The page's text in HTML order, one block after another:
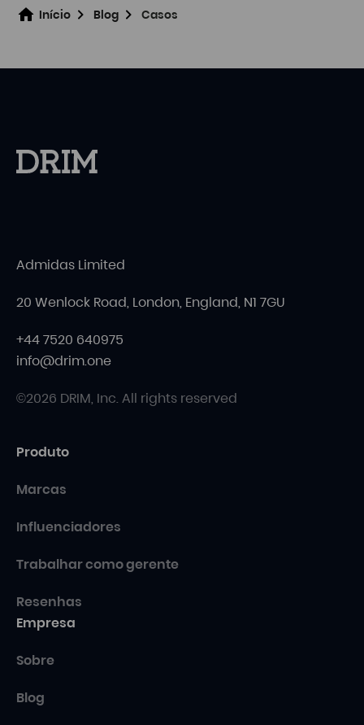
Início Blog Casos
Admidas Limited
20 Wenlock Road, London, England, N1 7GU
+44 7520 640975
info@drim.one
©2026 DRIM, Inc. All rights reserved
Produto
Marcas
Influenciadores
Trabalhar como gerente
Resenhas
Empresa
Sobre
Blog